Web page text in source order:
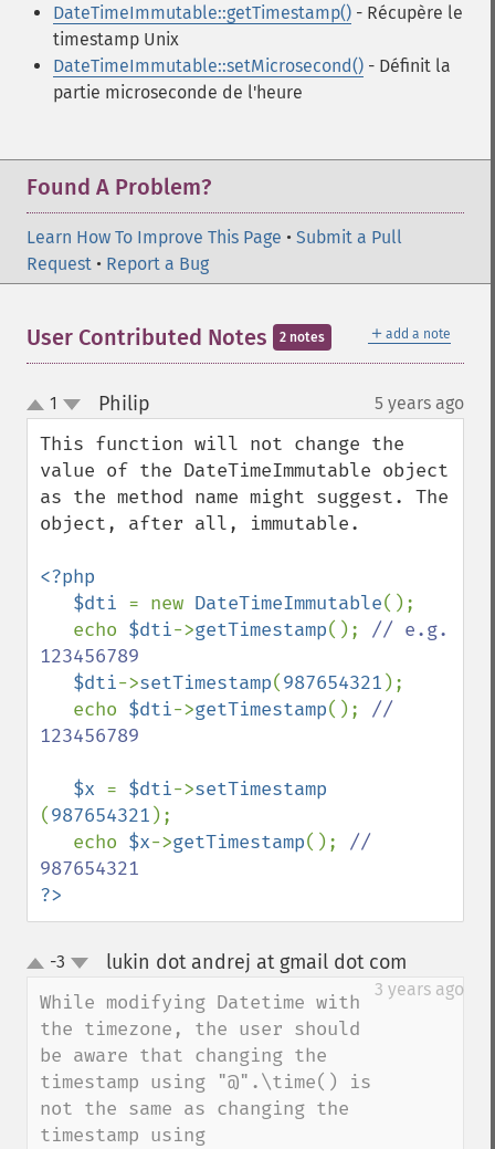
DateTimeImmutable::getTimestamp() - Récupère le
timestamp Unix
DateTimeImmutable::setMicrosecond() - Définit la
partie microseconde de l'heure
Found A Problem?
Learn How To Improve This Page • Submit a Pull
Request • Report a Bug
＋ add a note
User Contributed Notes 2 notes
up
down
1 Philip 5 years ago
This function will not change the
value of the DateTimeImmutable object
as the method name might suggest. The
object, after all, immutable.
<?php
   $dti
= new DateTimeImmutable();
   echo
$dti->getTimestamp(); // e.g.
123456789
$dti->setTimestamp(987654321 );
   echo
$dti->getTimestamp(); //
123456789
$x = $dti->
(987654321 );
   echo
$x->getTimestamp(); //
?>
up-3 lukin dot andrej at gmail dot com
3 years ago
While modifying Datetime with
the timezone, the user should
be aware that changing the
timestamp using "@".\time() is
not the same as changing the
timestamp using